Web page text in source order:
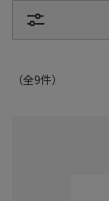
（全9件）